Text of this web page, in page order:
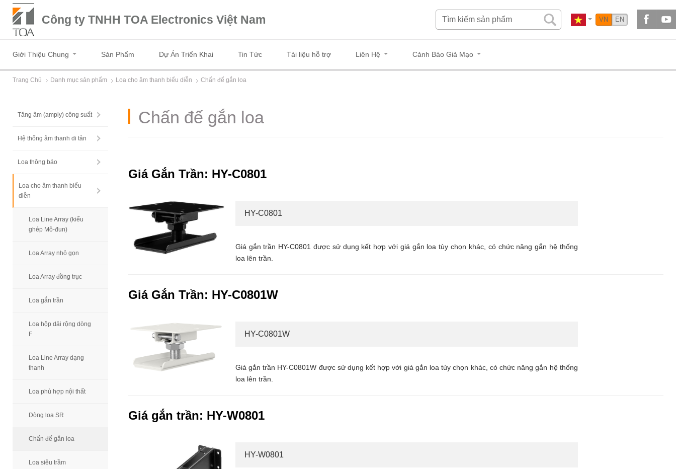
Công ty TNHH TOA Electronics Việt Nam VN EN
Giới Thiệu Chung Sản Phẩm Dự Án Triển Khai Tin Tức Tài liệu hỗ trợ Liên Hệ Cảnh Báo Giả Mạo
Trang Chủ Danh mục sản phẩm Loa cho âm thanh biểu diễn Chấn đế gắn loa
Chấn đế gắn loa
Giá Gắn Trần: HY-C0801
HY-C0801
Giá gắn trần HY-C0801 được sử dụng kết hợp với giá gắn loa tùy chọn khác, có chức năng gắn hệ thống
loa lên trần.
Giá Gắn Trần: HY-C0801W
HY-C0801W
Giá gắn trần HY-C0801W được sử dụng kết hợp với giá gắn loa tùy chọn khác, có chức năng gắn hệ thống
loa lên trần.
Giá gắn trần: HY-W0801
HY-W0801
Tăng âm (amply) công suất
Hệ thống âm thanh di tản
Loa thông báo
Loa cho âm thanh biểu
diễn
Loa Line Array (kiểu
ghép Mô-đun)
Loa Array nhỏ gọn
Loa Array đồng trục
Loa gắn trần
Loa hộp dải rộng dòng
F
Loa Line Array dạng
thanh
Loa phù hợp nội thất
Dòng loa SR
Chấn đế gắn loa
Loa siêu trầm